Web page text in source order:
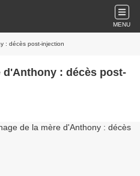
MENU
: décès post-injection
d'Anthony : décès post-